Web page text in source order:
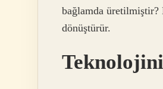
bağlamda üretilmiştir?
dönüştürür.